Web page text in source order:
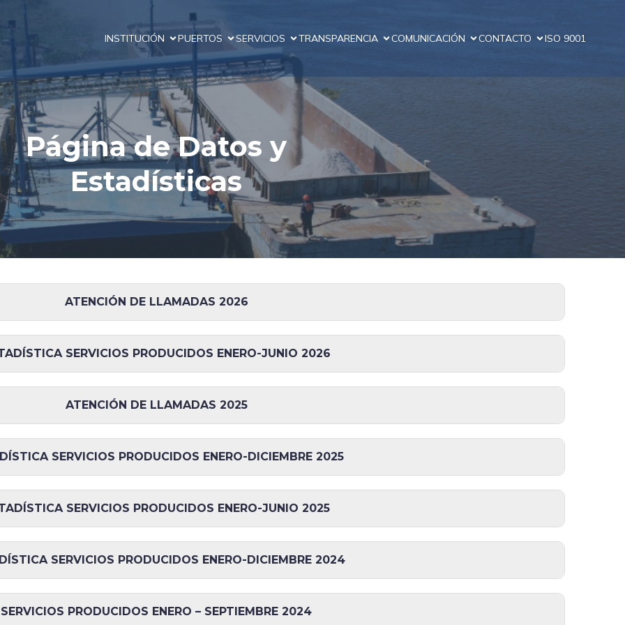
INSTITUCIÓN PUERTOS SERVICIOS TRANSPARENCIA COMUNICACIÓN CONTACTO ISO 9001
Página de Datos y
Estadísticas
ATENCIÓN DE LLAMADAS 2026
SERVICIOS PRODUCIDOS ENERO-JUNIO 2026
ATENCIÓN DE LLAMADAS 2025
SERVICIOS PRODUCIDOS ENERO-DICIEMBRE 2025
SERVICIOS PRODUCIDOS ENERO-JUNIO 2025
SERVICIOS PRODUCIDOS ENERO-DICIEMBRE 2024
SERVICIOS PRODUCIDOS ENERO – SEPTIEMBRE 2024